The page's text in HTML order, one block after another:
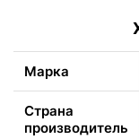
Марка
Страна
производитель